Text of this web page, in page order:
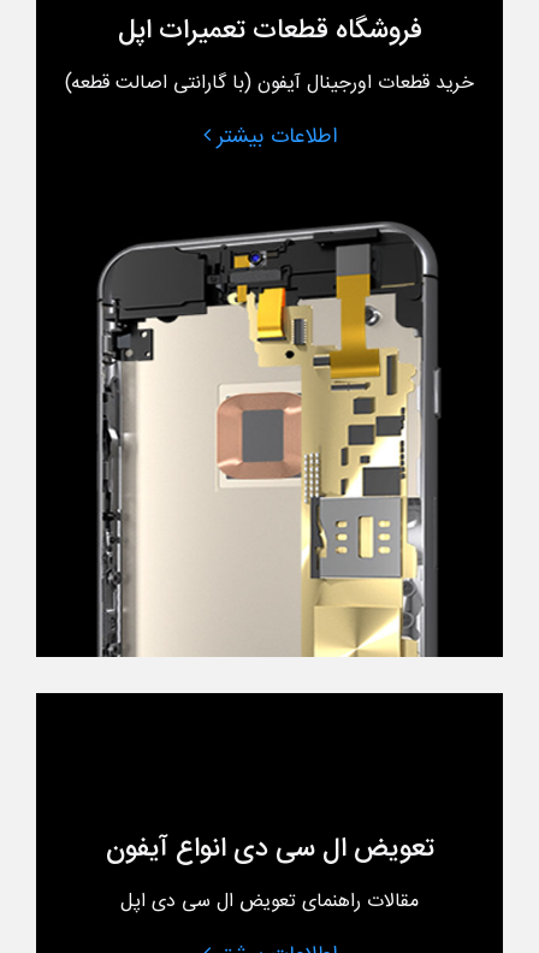
فروشگاه قطعات تعمیرات اپل
خرید قطعات اورجینال آیفون (با گارانتی اصالت قطعه)
اطلاعات بیشتر
تعویض ال سی دی انواع آیفون
مقالات راهنمای تعویض ال سی دی اپل